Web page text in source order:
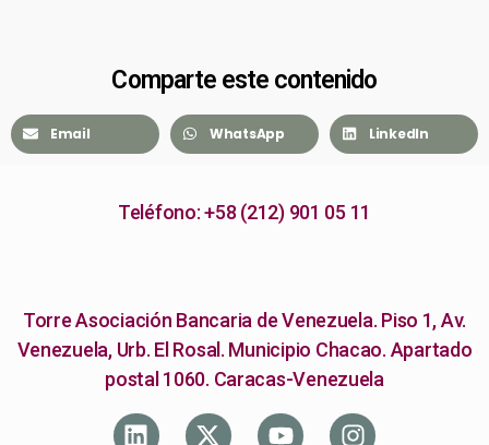
Comparte este contenido
Email WhatsApp LinkedIn
Teléfono: +58 (212) 901 05 11
Torre Asociación Bancaria de Venezuela. Piso 1, Av.
Venezuela, Urb. El Rosal. Municipio Chacao. Apartado
postal 1060. Caracas-Venezuela